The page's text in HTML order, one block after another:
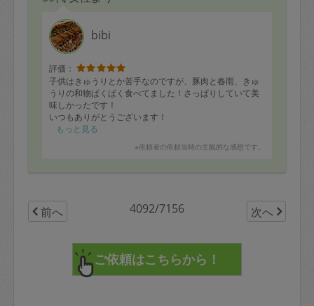
bibi
評価：
子供はきゅうりとか苦手なのですが、豚肉と春雨、きゅ
うりの和物ぱくぱく食べてました！さっぱりしていて美
味しかったです！
いつもありがとうございます！
もっと見る
※依頼者の依頼当時の主観的な感想です。
前へ 4092/7156 次へ